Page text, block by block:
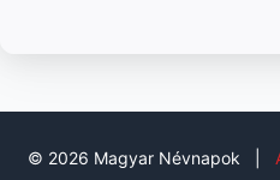
© 2026 Magyar Névnapok